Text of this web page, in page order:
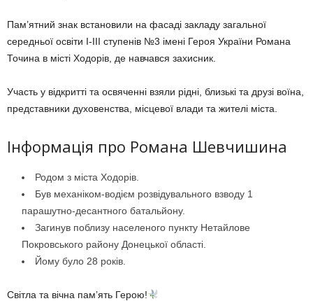
Пам’ятний знак встановили на фасаді закладу загальної
середньої освіти І-ІІІ ступенів №3 імені Героя України Романа
Точина в місті Ходорів, де навчався захисник.
Участь у відкритті та освяченні взяли рідні, близькі та друзі воїна,
представники духовенства, місцевої влади та жителі міста.
Інформація про Романа Шевчишина
Родом з міста Ходорів.
Був механіком-водієм розвідувального взводу 1
парашутно-десантного батальйону.
Загинув поблизу населеного пункту Нетайлове
Покровського району Донецької області.
Йому було 28 років.
Світла та вічна пам’ять Герою!